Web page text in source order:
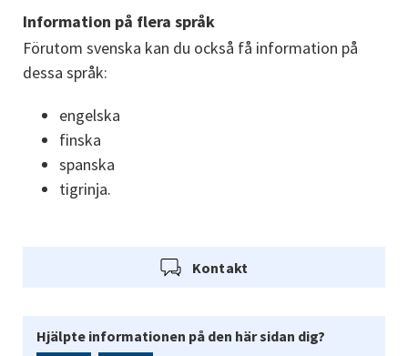
Information på flera språk
Förutom svenska kan du också få information på
dessa språk:
engelska
finska
spanska
tigrinja.
Kontakt
Hjälpte informationen på den här sidan dig?